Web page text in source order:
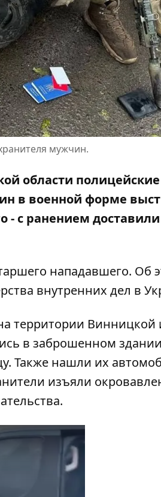
мужчин.
области полицейские
в военной форме
- с ранением
нападавшего. Об
внутренних дел в
территории Винницкой
в заброшенном
Также нашли их
изъяли